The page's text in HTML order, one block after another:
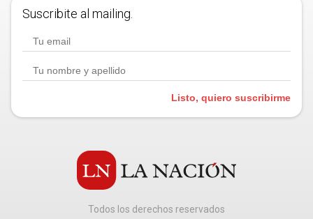
Suscribite al mailing.
Listo, quiero suscribirme
Todos los derechos reservados